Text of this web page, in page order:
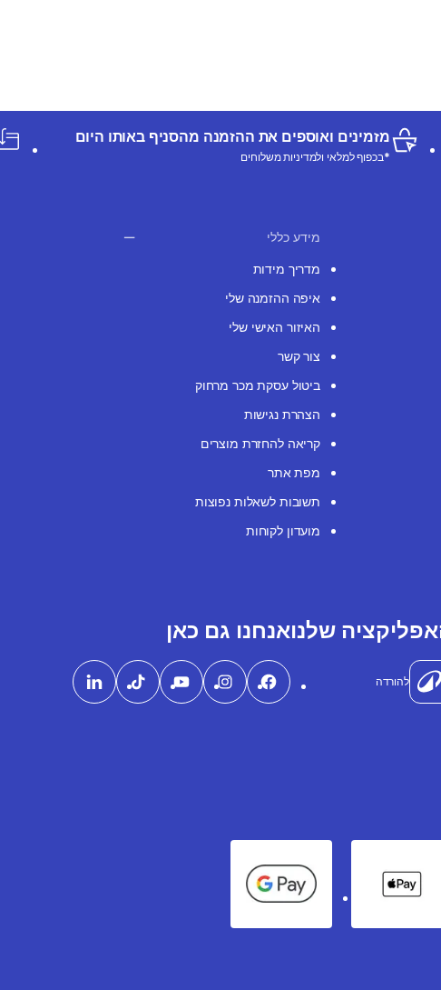
מזמינים ואוספים את ההזמנה מהסניף באותו היום
*בכפוף למלאי ולמדיניות משלוחים
מידע כללי
מדריך מידות
איפה ההזמנה שלי
האיזור האישי שלי
צור קשר
ביטול עסקת מכר מרחוק
הצהרת נגישות
קריאה להחזרת מוצרים
מפת אתר
תשובות לשאלות נפוצות
מועדון לקוחות
שלנו
להורדה
אנחנו גם כאן
Apple Pay
Google Pay